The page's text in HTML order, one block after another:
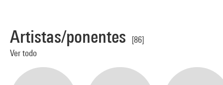
Artistas/ponentes
[86]
Ver todo